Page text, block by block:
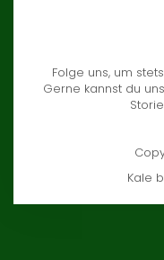
Folge uns, um
Gerne kannst du
Kale